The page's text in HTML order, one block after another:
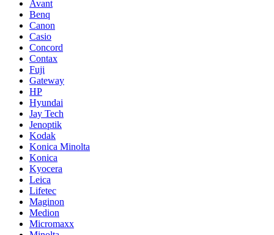
Avant
Benq
Canon
Casio
Concord
Contax
Fuji
Gateway
HP
Hyundai
Jay Tech
Jenoptik
Kodak
Konica Minolta
Konica
Kyocera
Leica
Lifetec
Maginon
Medion
Micromaxx